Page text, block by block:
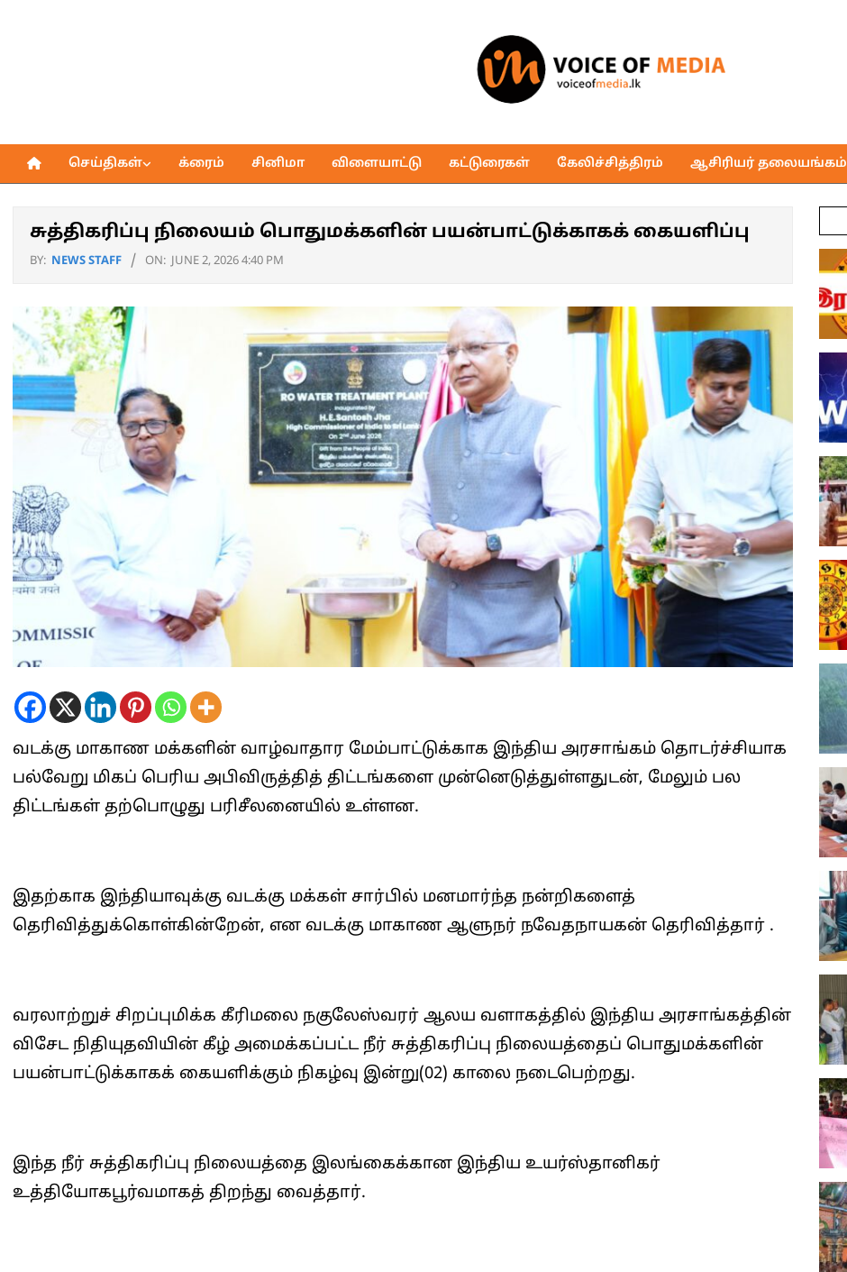
of
Media
Primary
செய்திகள் க்ரைம் சினிமா விளையாட்டு கட்டுரைகள் கேலிச்சித்திரம் ஆசிரியர் தலையங்கம்
சுத்திகரிப்பு நிலையம் பொதுமக்களின் பயன்பாட்டுக்காகக் கையளிப்பு
BY: NEWS STAFF ON: JUNE 2, 2026 4:40 PM
வடக்கு மாகாண மக்களின் வாழ்வாதார மேம்பாட்டுக்காக இந்திய அரசாங்கம் தொடர்ச்சியாக
பல்வேறு மிகப் பெரிய அபிவிருத்தித் திட்டங்களை முன்னெடுத்துள்ளதுடன், மேலும் பல
திட்டங்கள் தற்பொழுது பரிசீலனையில் உள்ளன.
இதற்காக இந்தியாவுக்கு வடக்கு மக்கள் சார்பில் மனமார்ந்த நன்றிகளைத்
தெரிவித்துக்கொள்கின்றேன், என வடக்கு மாகாண ஆளுநர் நவேதநாயகன் தெரிவித்தார் .
வரலாற்றுச் சிறப்புமிக்க கீரிமலை நகுலேஸ்வரர் ஆலய வளாகத்தில் இந்திய அரசாங்கத்தின்
விசேட நிதியுதவியின் கீழ் அமைக்கப்பட்ட நீர் சுத்திகரிப்பு நிலையத்தைப் பொதுமக்களின்
பயன்பாட்டுக்காகக் கையளிக்கும் நிகழ்வு இன்று(02) காலை நடைபெற்றது.
இந்த நீர் சுத்திகரிப்பு நிலையத்தை இலங்கைக்கான இந்திய உயர்ஸ்தானிகர்
உத்தியோகபூர்வமாகத் திறந்து வைத்தார்.